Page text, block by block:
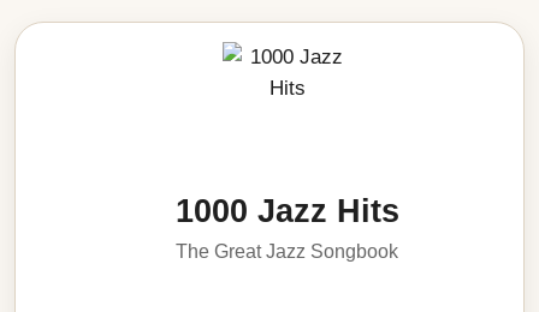
1000 Jazz Hits
The Great Jazz Songbook